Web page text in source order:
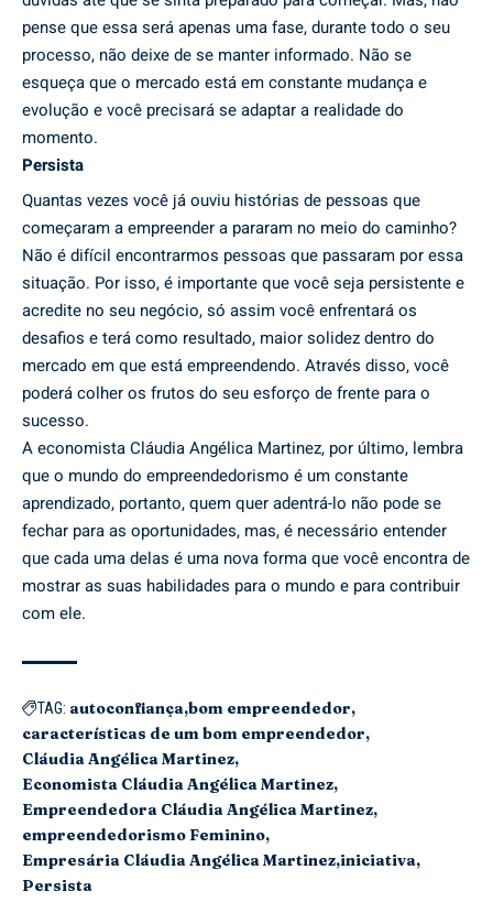
pense que essa será apenas uma fase, durante todo o seu
processo, não deixe de se manter informado. Não se
esqueça que o mercado está em constante mudança e
evolução e você precisará se adaptar a realidade do
momento.
Persista
Quantas vezes você já ouviu histórias de pessoas que
começaram a empreender a pararam no meio do caminho?
Não é difícil encontrarmos pessoas que passaram por essa
situação. Por isso, é importante que você seja persistente e
acredite no seu negócio, só assim você enfrentará os
desafios e terá como resultado, maior solidez dentro do
mercado em que está empreendendo. Através disso, você
poderá colher os frutos do seu esforço de frente para o
sucesso.
A economista Cláudia Angélica Martinez, por último, lembra
que o mundo do empreendedorismo é um constante
aprendizado, portanto, quem quer adentrá-lo não pode se
fechar para as oportunidades, mas, é necessário entender
que cada uma delas é uma nova forma que você encontra de
mostrar as suas habilidades para o mundo e para contribuir
com ele.
TAG: autoconfiança bom empreendedor
características de um bom empreendedor
Cláudia Angélica Martinez
Economista Cláudia Angélica Martinez
Empreendedora Cláudia Angélica Martinez
empreendedorismo Feminino
Empresária Cláudia Angélica Martinez iniciativa
Persista